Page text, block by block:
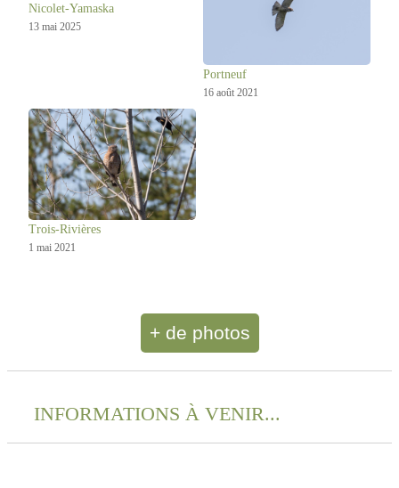
Nicolet-Yamaska
13 mai 2025
Portneuf
16 août 2021
Trois-Rivières
1 mai 2021
+ de photos
INFORMATIONS À VENIR...